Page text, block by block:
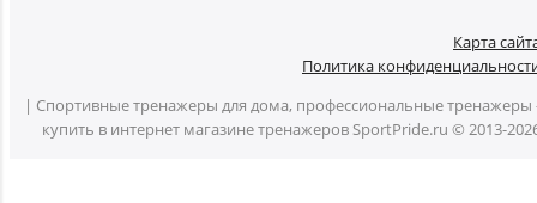
Карта
Политика
| Спортивные тренажеры для дома, профессиональные тренажеры
купить в интернет магазине тренажеров SportPride.ru © 2013-